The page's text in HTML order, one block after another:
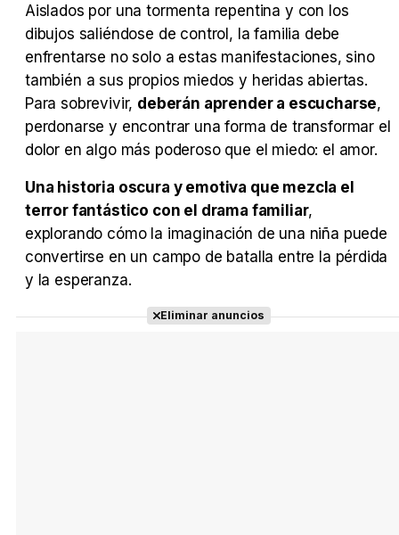
Aislados por una tormenta repentina y con los
dibujos saliéndose de control, la familia debe
enfrentarse no solo a estas manifestaciones, sino
también a sus propios miedos y heridas abiertas.
Para sobrevivir, deberán aprender a escucharse,
perdonarse y encontrar una forma de transformar el
dolor en algo más poderoso que el miedo: el amor.
Una historia oscura y emotiva que mezcla el
terror fantástico con el drama familiar,
explorando cómo la imaginación de una niña puede
convertirse en un campo de batalla entre la pérdida
y la esperanza.
Eliminar anuncios